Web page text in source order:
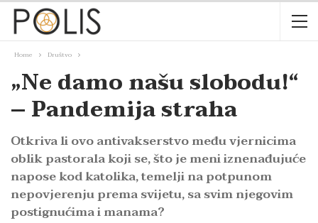
Home Društvo
„Ne damo našu slobodu!“
– Pandemija straha
Otkriva li ovo antivakserstvo među vjernicima
oblik pastorala koji se, što je meni iznenađujuće
napose kod katolika, temelji na potpunom
nepovjerenju prema svijetu, sa svim njegovim
postignućima i manama?